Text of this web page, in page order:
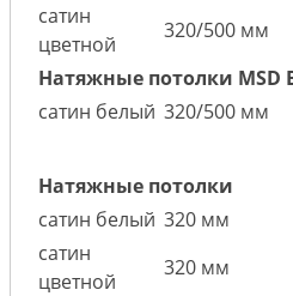
сатин
цветной
320/500 мм
Натяжные потолки MSD
сатин белый 320/500 мм
Натяжные потолки
сатин белый 320 мм
сатин
цветной
320 мм